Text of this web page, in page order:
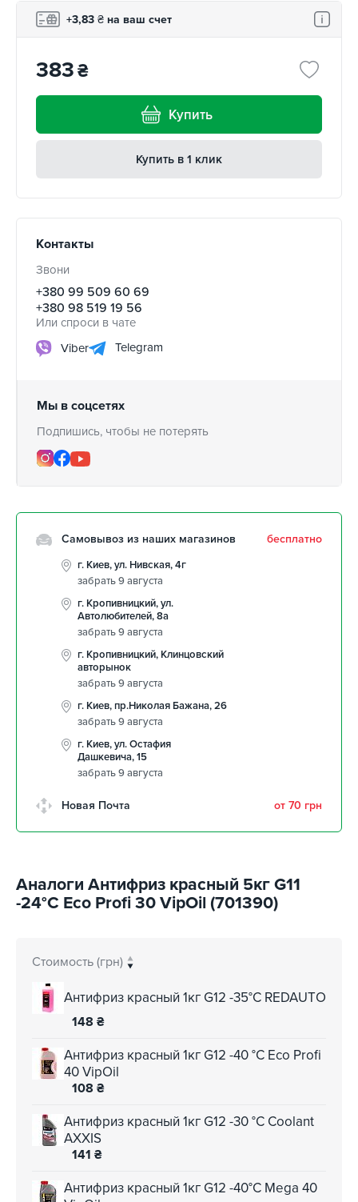
+3,83 ₴ на ваш счет
383₴
Купить
Купить в 1 клик
Контакты
Звони
+380 99 509 60 69
+380 98 519 19 56
Или спроси в чате
Viber
Telegram
Мы в соцсетях
Подпишись, чтобы не потерять
Самовывоз из наших магазинов бесплатно
г. Киев, ул. Нивская, 4г
забрать 9 августа
г. Кропивницкий, ул.
Автолюбителей, 8а
забрать 9 августа
г. Кропивницкий, Клинцовский
авторынок
забрать 9 августа
г. Киев, пр.Николая Бажана, 26
забрать 9 августа
г. Киев, ул. Остафия
Дашкевича, 15
забрать 9 августа
Новая Почта от 70 грн
Аналоги Антифриз красный 5кг G11
-24°С Eco Profi 30 VipOil (701390)
Стоимость (грн)
Антифриз красный 1кг G12 -35°C REDAUTO
148 ₴
Антифриз красный 1кг G12 -40 °С Eco Profi
40 VipOil
108 ₴
Антифриз красный 1кг G12 -30 °C Coolant
AXXIS
141 ₴
Антифриз красный 1кг G12 -40°С Mega 40